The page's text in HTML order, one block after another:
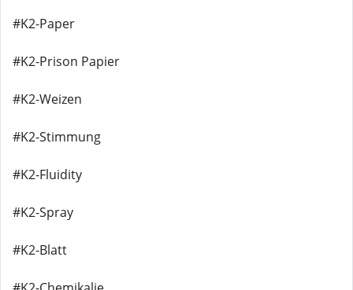
#K2-Paper
#K2-Prison Papier
#K2-Weizen
#K2-Stimmung
#K2-Fluidity
#K2-Spray
#K2-Blatt